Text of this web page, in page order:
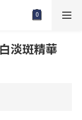
淡斑精華